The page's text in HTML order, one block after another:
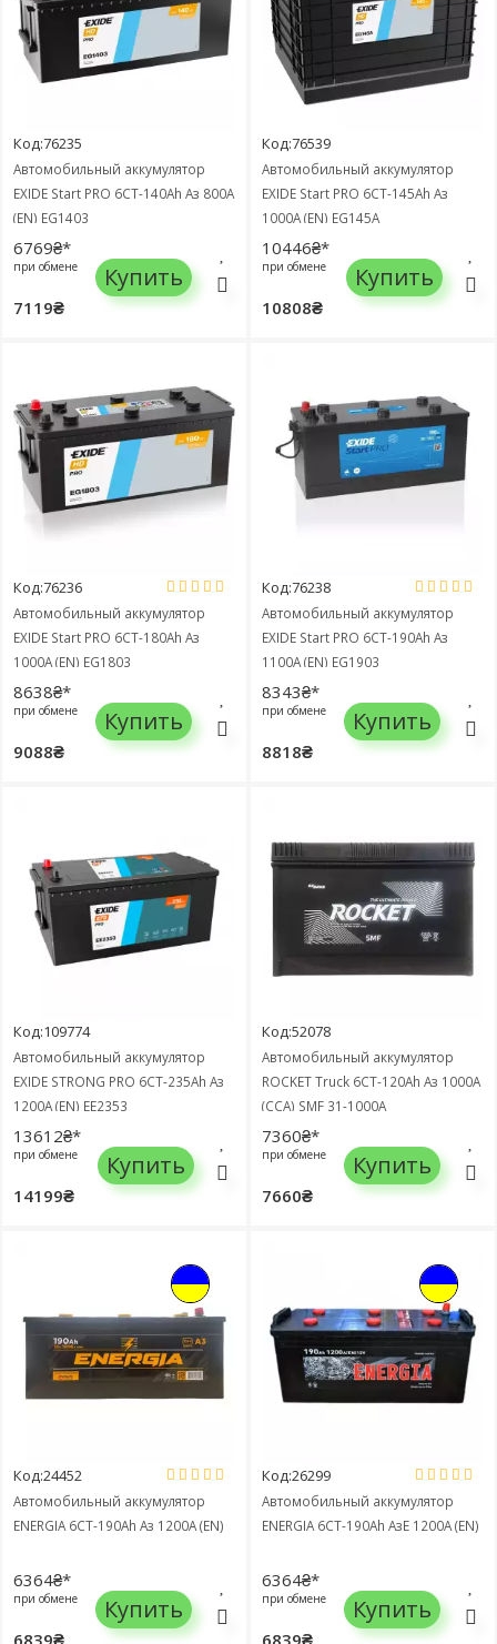
Код:76235
Автомобильный аккумулятор
EXIDE Start PRO 6СТ-140Ah Аз 800A
(EN) EG1403
6769₴*
при обмене
7119₴
Купить
Код:76539
Автомобильный аккумулятор
EXIDE Start PRO 6СТ-145Ah Аз
1000A (EN) EG145A
10446₴*
при обмене
10808₴
Купить
Код:76236
Автомобильный аккумулятор
EXIDE Start PRO 6СТ-180Ah Аз
1000A (EN) EG1803
8638₴*
при обмене
9088₴
Купить
Код:76238
Автомобильный аккумулятор
EXIDE Start PRO 6СТ-190Ah Аз
1100A (EN) EG1903
8343₴*
при обмене
8818₴
Купить
Код:109774
Автомобильный аккумулятор
EXIDE STRONG PRO 6СТ-235Ah Аз
1200A (EN) EE2353
13612₴*
при обмене
14199₴
Купить
Код:52078
Автомобильный аккумулятор
ROCKET Truck 6СТ-120Ah Аз 1000A
(CCA) SMF 31-1000A
7360₴*
при обмене
7660₴
Купить
Код:24452
Автомобильный аккумулятор
ENERGIA 6СТ-190Ah Аз 1200A (EN)
6364₴*
при обмене
6839₴
Купить
Код:26299
Автомобильный аккумулятор
ENERGIA 6СТ-190Ah АзЕ 1200A (EN)
6364₴*
при обмене
6839₴
Купить